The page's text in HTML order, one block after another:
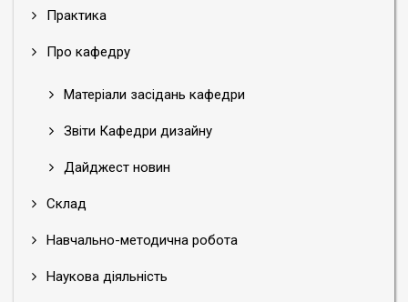
Практика
Про кафедру
Матеріали засідань кафедри
Звіти Кафедри дизайну
Дайджест новин
Склад
Навчально-методична робота
Наукова діяльність